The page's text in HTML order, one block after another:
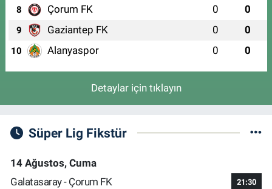
8 Çorum FK 0 0
9 Gaziantep FK 0 0
10 Alanyaspor 0 0
Detaylar için tıklayın
Süper Lig Fikstür
14 Ağustos, Cuma
Galatasaray - Çorum FK
21:30